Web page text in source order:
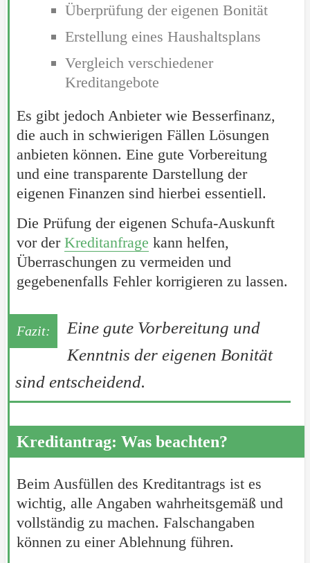
Überprüfung der eigenen Bonität
Erstellung eines Haushaltsplans
Vergleich verschiedener
Kreditangebote
Es gibt jedoch Anbieter wie Besserfinanz,
die auch in schwierigen Fällen Lösungen
anbieten können. Eine gute Vorbereitung
und eine transparente Darstellung der
eigenen Finanzen sind hierbei essentiell.
Die Prüfung der eigenen Schufa-Auskunft
vor der Kreditanfrage kann helfen,
Überraschungen zu vermeiden und
gegebenenfalls Fehler korrigieren zu lassen.
Eine gute Vorbereitung und
Kenntnis der eigenen Bonität
sind entscheidend.
Kreditantrag: Was beachten?
Beim Ausfüllen des Kreditantrags ist es
wichtig, alle Angaben wahrheitsgemäß und
vollständig zu machen. Falschangaben
können zu einer Ablehnung führen.